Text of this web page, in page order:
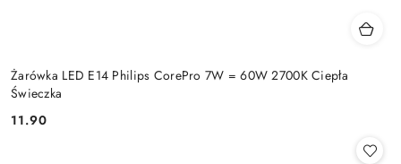
Żarówka LED E14 Philips CorePro 7W = 60W 2700K Ciepła
Świeczka
Cena:
11.90